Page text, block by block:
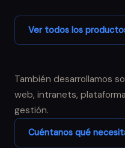
Ver todos los
También desarrollamos
web, intranets,
gestión.
Cuéntanos qué